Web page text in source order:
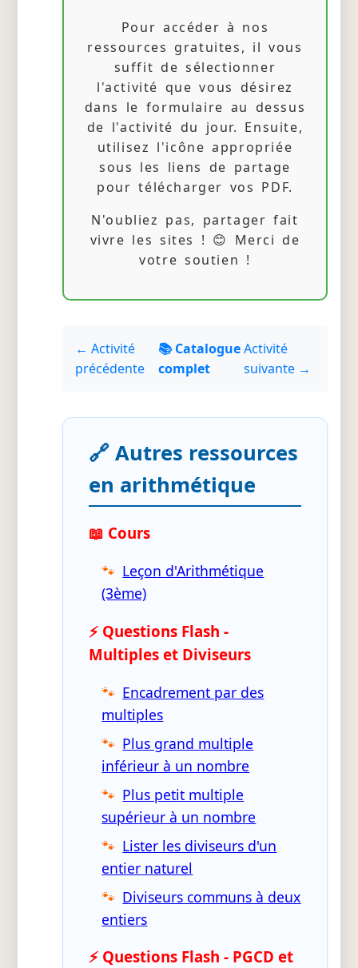
Pour accéder à nos
ressources gratuites, il vous
suffit de sélectionner
l'activité que vous désirez
dans le formulaire au dessus
de l'activité du jour. Ensuite,
utilisez l'icône appropriée
sous les liens de partage
pour télécharger vos PDF.
N'oubliez pas, partager fait
vivre les sites ! 😊 Merci de
votre soutien !
← Activité
précédente
📚 Catalogue
complet
Activité
suivante →
🔗 Autres ressources
en arithmétique
📖 Cours
Leçon d'Arithmétique
(3ème)
⚡ Questions Flash -
Multiples et Diviseurs
Encadrement par des
multiples
Plus grand multiple
inférieur à un nombre
Plus petit multiple
supérieur à un nombre
Lister les diviseurs d'un
entier naturel
Diviseurs communs à deux
entiers
⚡ Questions Flash - PGCD et